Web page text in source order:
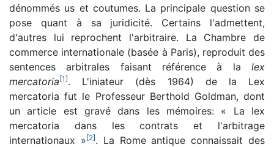
dénommés us et coutumes. La principale question se
pose quant à sa juridicité. Certains l'admettent,
d'autres lui reprochent l'arbitraire. La Chambre de
commerce internationale (basée à Paris), reproduit des
sentences arbitrales faisant référence à la lex
mercatoria[1]. L'iniateur (dès 1964) de la Lex
mercatoria fut le Professeur Berthold Goldman, dont
un article est gravé dans les mémoires: « La lex
mercatoria dans les contrats et l'arbitrage
internationaux »[2]. La Rome antique connaissait des